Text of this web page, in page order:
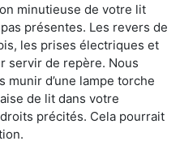
minutieuse de votre lit
présentes. Les revers de
les prises électriques et
servir de repère. Nous
d’une lampe torche
de lit dans votre
précités. Cela pourrait